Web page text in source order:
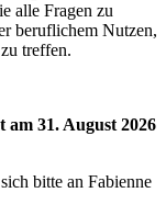
alle Fragen zu
beruflichem Nutzen,
treffen.
am 31. August 2026
bitte an Fabienne